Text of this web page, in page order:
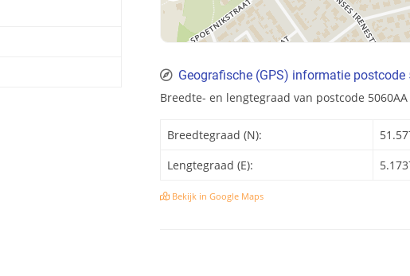
Geografische (GPS) informatie postcode
Breedte- en lengtegraad van postcode
Breedtegraad (N):
Lengtegraad (E):
Bekijk in Google Maps